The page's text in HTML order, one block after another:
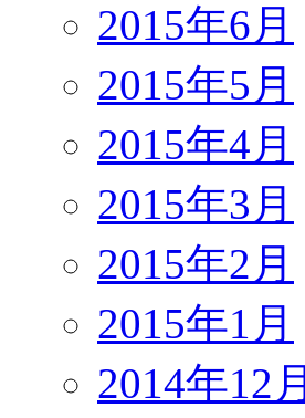
2015年6月
2015年5月
2015年4月
2015年3月
2015年2月
2015年1月
2014年12月